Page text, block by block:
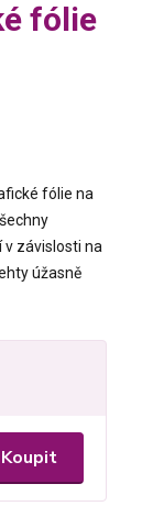
fólie
fólie na
závislosti na
úžasně
Koupit